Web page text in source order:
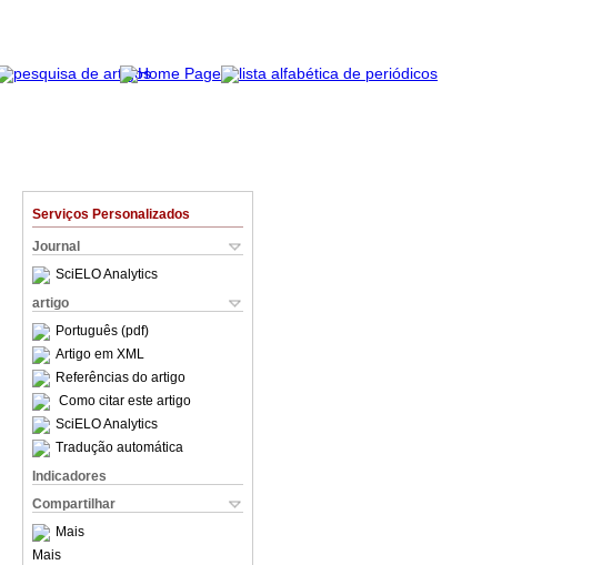
Serviços Personalizados
Journal
SciELO Analytics
artigo
Português (pdf)
Artigo em XML
Referências do artigo
Como citar este artigo
SciELO Analytics
Tradução automática
Indicadores
Compartilhar
Mais
Mais